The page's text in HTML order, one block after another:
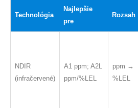
Technológia
Najlepšie
pre
Rozsah
NDIR
(infračervené)
A1 ppm; A2L
ppm/%LEL
ppm →
%LEL